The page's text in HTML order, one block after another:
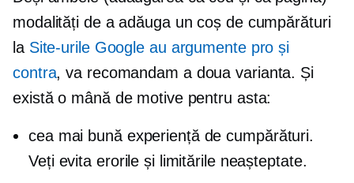
modalități de a adăuga un coș de cumpărături
la Site-urile Google au argumente pro și
contra, va recomandam a doua varianta. Și
există o mână de motive pentru asta:
cea mai bună experiență de cumpărături.
Veți evita erorile și limitările neașteptate.